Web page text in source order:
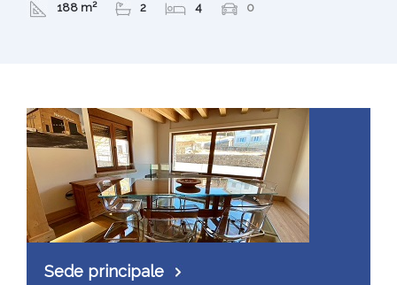
188 m² 2 4 0
Sede principale